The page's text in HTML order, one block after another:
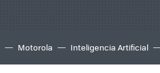
Motorola Inteligencia Artificial